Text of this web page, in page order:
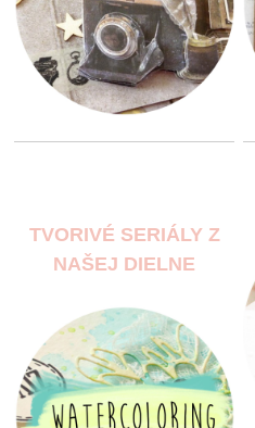
TVORIVÉ SERIÁLY Z
NAŠEJ DIELNE